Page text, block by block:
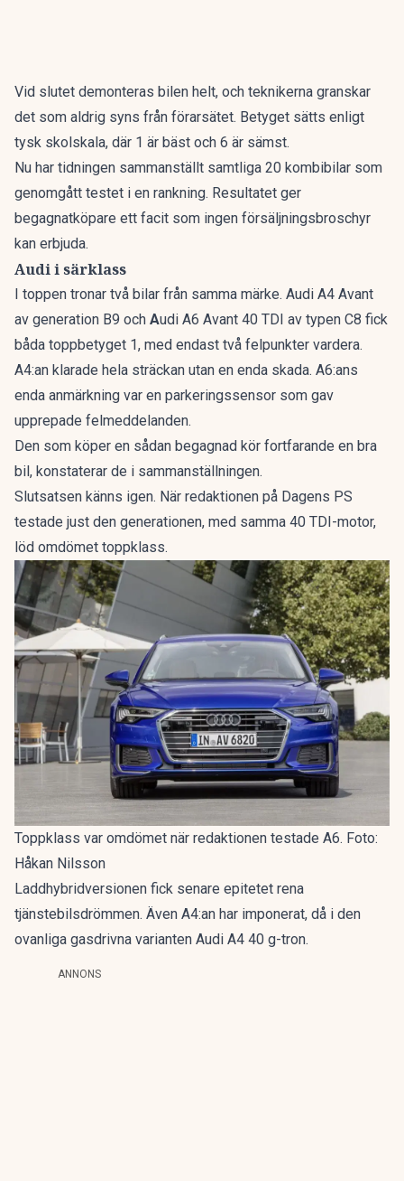
Vid slutet demonteras bilen helt, och teknikerna granskar
det som aldrig syns från förarsätet. Betyget sätts enligt
tysk skolskala, där 1 är bäst och 6 är sämst.
Nu har tidningen sammanställt samtliga 20 kombibilar som
genomgått testet i en rankning. Resultatet ger
begagnatköpare ett facit som ingen försäljningsbroschyr
kan erbjuda.
Audi i särklass
I toppen tronar två bilar från samma märke. Audi A4 Avant
av generation B9 och Audi A6 Avant 40 TDI av typen C8 fick
båda toppbetyget 1, med endast två felpunkter vardera.
A4:an klarade hela sträckan utan en enda skada. A6:ans
enda anmärkning var en parkeringssensor som gav
upprepade felmeddelanden.
Den som köper en sådan begagnad kör fortfarande en bra
bil, konstaterar de i sammanställningen.
Slutsatsen känns igen. När redaktionen på Dagens PS
testade just den generationen, med samma 40 TDI-motor,
löd omdömet toppklass.
Toppklass var omdömet när redaktionen testade A6. Foto:
Håkan Nilsson
Laddhybridversionen fick senare epitetet rena
tjänstebilsdrömmen. Även A4:an har imponerat, då i den
ovanliga gasdrivna varianten Audi A4 40 g-tron.
ANNONS